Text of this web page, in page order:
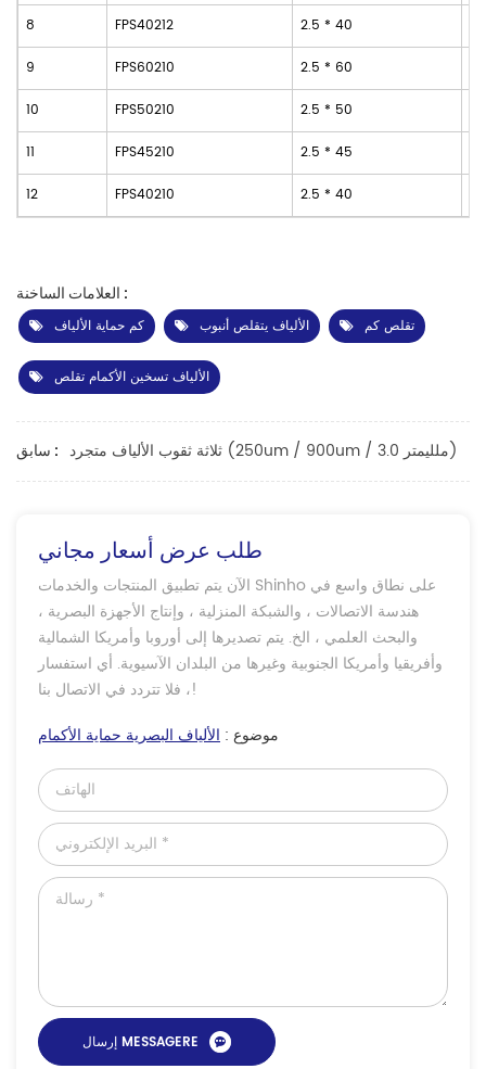
8 FPS40212 2.5 * 40
9 FPS60210 2.5 * 60
10 FPS50210 2.5 * 50
11 FPS45210 2.5 * 45
12 FPS40210 2.5 * 40
العلامات الساخنة :
كم حماية الألياف
الألياف يتقلص أنبوب تقلص كم
الألياف تسخين الأكمام تقلص
سابق : ثلاثة ثقوب الألياف متجرد (250um / 900um / 3.0 ملليمتر)
طلب عرض أسعار مجاني
الآن يتم تطبيق المنتجات والخدمات Shinho على نطاق واسع في
هندسة الاتصالات ، والشبكة المنزلية ، وإنتاج الأجهزة البصرية ،
والبحث العلمي ، الخ. يتم تصديرها إلى أوروبا وأمريكا الشمالية
وأفريقيا وأمريكا الجنوبية وغيرها من البلدان الآسيوية. أي استفسار
، فلا تتردد في الاتصال بنا!
موضوع : الألياف البصرية حماية الأكمام